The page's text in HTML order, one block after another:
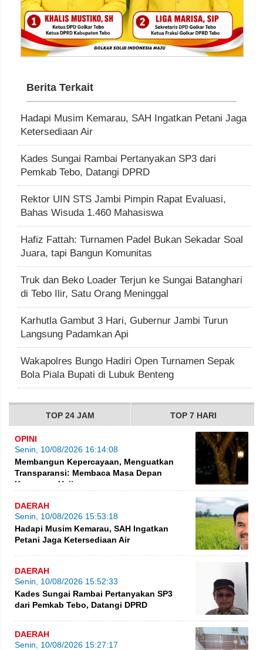
Berita Terkait
Hadapi Musim Kemarau, SAH Ingatkan Petani Jaga
Ketersediaan Air
Kades Sungai Rambai Pertanyakan SP3 dari
Pemkab Tebo, Datangi DPRD
Rektor UIN STS Jambi Pimpin Rapat Evaluasi,
Bahas Wisuda 1.460 Mahasiswa
Hafiz Fattah: Turnamen Padel Bukan Sekadar Soal
Juara, tapi Bangun Komunitas
Truk dan Beko Loader Terjun ke Sungai Batanghari
di Tebo Ilir, Satu Orang Meninggal
Karhutla Gambut 3 Hari, Gubernur Jambi Turun
Langsung Padamkan Api
Wakapolres Bungo Hadiri Open Turnamen Sepak
Bola Piala Bupati di Lubuk Benteng
TOP 24 JAM TOP 7 HARI
OPINI
Senin, 10/08/2026 16:14:08
Membangun Kepercayaan, Menguatkan
Transparansi: Membaca Masa Depan
Keuangan Haji
DAERAH
Senin, 10/08/2026 15:53:18
Hadapi Musim Kemarau, SAH Ingatkan
Petani Jaga Ketersediaan Air
DAERAH
Senin, 10/08/2026 15:52:33
Kades Sungai Rambai Pertanyakan SP3
dari Pemkab Tebo, Datangi DPRD
DAERAH
Senin, 10/08/2026 15:27:17